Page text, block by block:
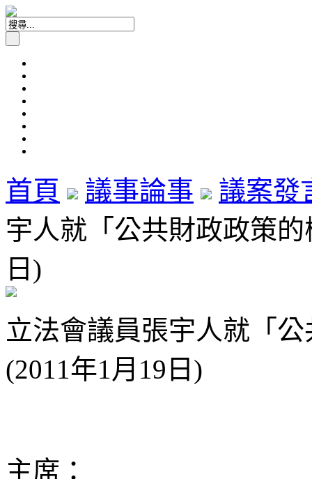
首頁 議事論事
議案發
宇人就「公共財政政策
日)
立法會議員張宇人就「
(2011年1月19日)
主席：